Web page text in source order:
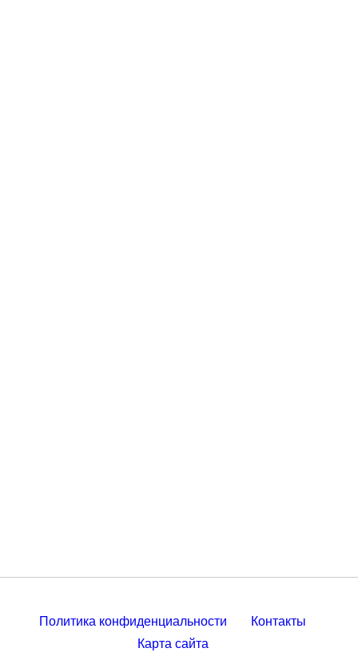
Политика конфиденциальности
Контакты
Карта сайта